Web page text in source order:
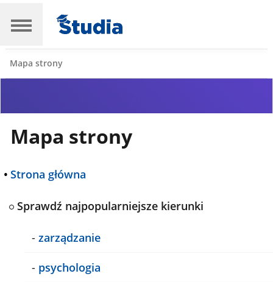
Mapa strony
Mapa strony
• Strona główna
Sprawdź najpopularniejsze kierunki
- zarządzanie
- psychologia